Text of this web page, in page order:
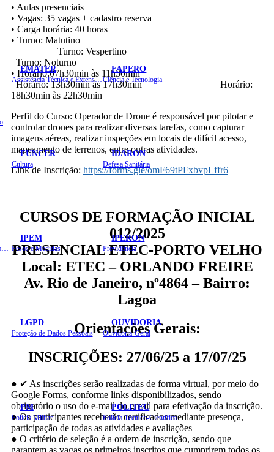
EMATER
Assistência Técnica e Extensão Rural
FAPERO
Ciência e Tecnologia
FUNCER
Cultura
IDARON
Defesa Sanitária
IPEM
Pesos e Medidas
IPERON
Previdência
LGPD
Proteção de Dados Pessoais
OUVIDORIA
Ouvidoria-Geral
PM
Polícia Militar
POLITEC
Polícia Técnico-Científica
• Aulas presenciais
• Vagas: 35 vagas + cadastro reserva
• Carga horária: 40 horas
• Turno: Matutino
Turno: Vespertino
Turno: Noturno
• Horário:07h30min às 11h30min
Horário: 13h30min às 17h30min Horário:
18h30min às 22h30min
Perfil do Curso: Operador de Drone é responsável por pilotar e
controlar drones para realizar diversas tarefas, como capturar
imagens aéreas, realizar inspeções em locais de difícil acesso,
mapeamento de terrenos, entre outras atividades.
Link de Inscrição: https://forms.gle/omF69tPFxbvpLffr6
CURSOS DE FORMAÇÃO INICIAL
012/2025
PRESENCIAL ETEC-PORTO VELHO
Local: ETEC – ORLANDO FREIRE
Av. Rio de Janeiro, nº4864 – Bairro:
Lagoa
Orientações Gerais:
INSCRIÇÕES: 27/06/25 a 17/07/25
● ✔ As inscrições serão realizadas de forma virtual, por meio do
Google Forms, conforme links disponibilizados, sendo
obrigatório o uso do e-mail do gmail para efetivação da inscrição.
● Os participantes receberão certificados mediante presença,
participação de todas as atividades e avaliações
● O critério de seleção é a ordem de inscrição, sendo que
garantem as vagas os primeiros inscritos que cumprirem todos os